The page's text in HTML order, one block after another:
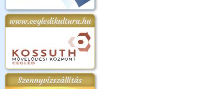
www.cegledikultura.hu
Szennyvízszállítás
2018.
Kossuth Toborzó
Ünnepély
Szent István Ünnepe
(2017. 08. 20.)